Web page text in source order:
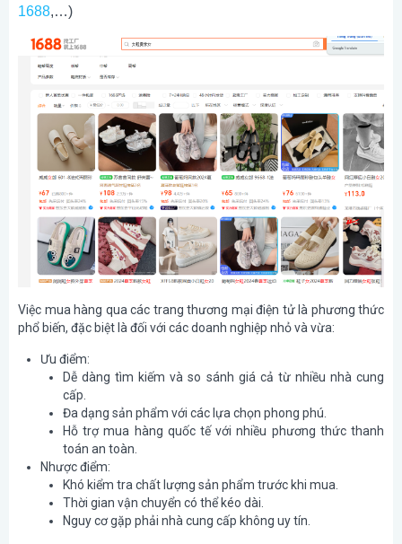
1688,…)
Việc mua hàng qua các trang thương mại điện tử là phương thức
phổ biến, đặc biệt là đối với các doanh nghiệp nhỏ và vừa:
Ưu điểm:
Dễ dàng tìm kiếm và so sánh giá cả từ nhiều nhà cung
cấp.
Đa dạng sản phẩm với các lựa chọn phong phú.
Hỗ trợ mua hàng quốc tế với nhiều phương thức thanh
toán an toàn.
Nhược điểm:
Khó kiểm tra chất lượng sản phẩm trước khi mua.
Thời gian vận chuyển có thể kéo dài.
Nguy cơ gặp phải nhà cung cấp không uy tín.